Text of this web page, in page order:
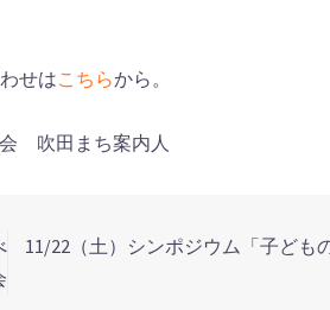
せはこちらから。
吹田まち案内人
11/22（土）シンポジウム「子ども